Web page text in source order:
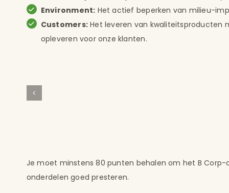
Environment: Het actief beperken van milieu-
Customers:Het leveren van kwaliteitsproducten
opleveren voor onze klanten.
Je moet minstens 80 punten behalen om het B Corp-
onderdelen goed presteren.